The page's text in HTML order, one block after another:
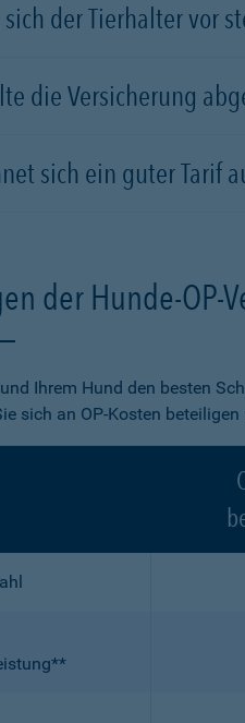
der Tierhalter vor
die Versicherung
sich ein guter Tarif
der Hunde-
Ihrem Hund den besten
sich an OP-Kosten beteiligen